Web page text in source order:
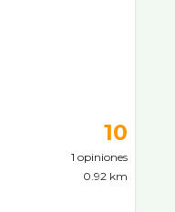
10
1 opiniones
0.92 km